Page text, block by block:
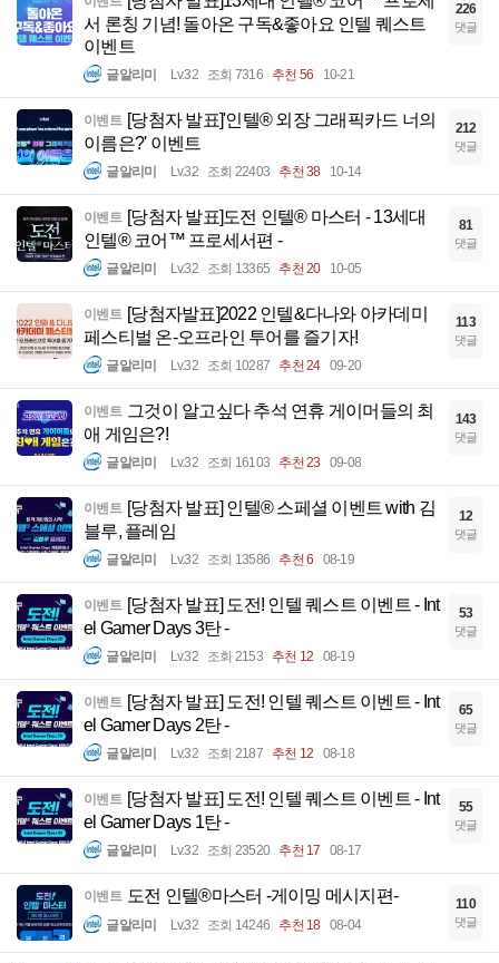
서 론칭 기념! 돌아온 구독&좋아요 인텔 퀘스트
이벤트
글알리미 Lv.32 조회 7316 추천 56 10-21
226
댓글
이벤트 [당첨자 발표]'인텔® 외장 그래픽카드 너의
이름은?' 이벤트
글알리미 Lv.32 조회 22403 추천 38 10-14
212
댓글
이벤트 [당첨자 발표]도전 인텔® 마스터 - 13세대
인텔® 코어™ 프로세서편 -
글알리미 Lv.32 조회 13365 추천 20 10-05
81
댓글
이벤트 [당첨자발표]2022 인텔&다나와 아카데미
페스티벌 온-오프라인 투어를 즐기자!
글알리미 Lv.32 조회 10287 추천 24 09-20
113
댓글
이벤트 그것이 알고싶다 추석 연휴 게이머들의 최
애 게임은?!
글알리미 Lv.32 조회 16103 추천 23 09-08
143
댓글
이벤트 [당첨자 발표] 인텔® 스페셜 이벤트 with 김
블루, 플레임
글알리미 Lv.32 조회 13586 추천 6 08-19
12
댓글
이벤트 [당첨자 발표] 도전! 인텔 퀘스트 이벤트 - Int
el Gamer Days 3탄 -
글알리미 Lv.32 조회 2153 추천 12 08-19
53
댓글
이벤트 [당첨자 발표] 도전! 인텔 퀘스트 이벤트 - Int
el Gamer Days 2탄 -
글알리미 Lv.32 조회 2187 추천 12 08-18
65
댓글
이벤트 [당첨자 발표] 도전! 인텔 퀘스트 이벤트 - Int
el Gamer Days 1탄 -
글알리미 Lv.32 조회 23520 추천 17 08-17
55
댓글
이벤트 도전 인텔®마스터 -게이밍 메시지편-
글알리미 Lv.32 조회 14246 추천 18 08-04
110
댓글